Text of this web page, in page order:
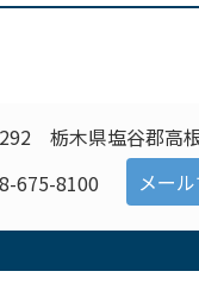
栃木県塩谷郡高
675-8100
メー